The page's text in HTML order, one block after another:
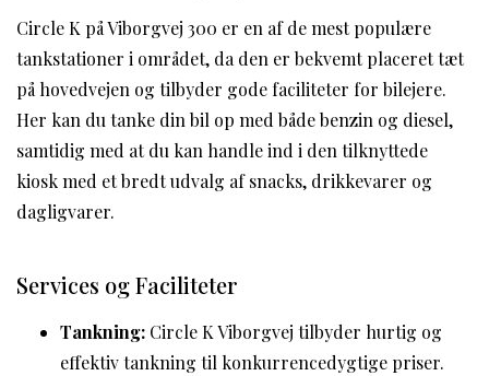
Circle K på Viborgvej 300 er en af de mest populære
tankstationer i området, da den er bekvemt placeret tæt
på hovedvejen og tilbyder gode faciliteter for bilejere.
Her kan du tanke din bil op med både benzin og diesel,
samtidig med at du kan handle ind i den tilknyttede
kiosk med et bredt udvalg af snacks, drikkevarer og
dagligvarer.
Services og Faciliteter
Tankning: Circle K Viborgvej tilbyder hurtig og
effektiv tankning til konkurrencedygtige priser.